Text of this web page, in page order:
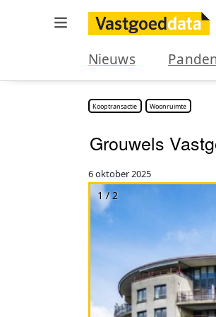
Nieuws
Kooptransactie Woonruimte
Grouwels
6 oktober 2025
1 / 2